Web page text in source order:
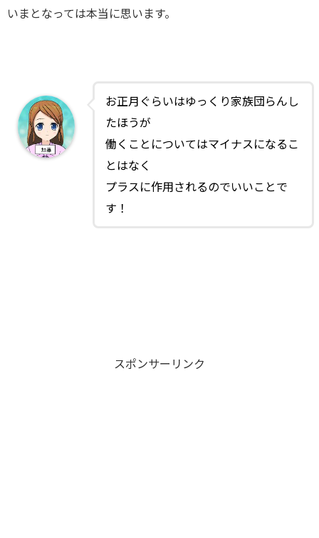
いまとなっては本当に思います。
お正月ぐらいはゆっくり家族団らんし
たほうが
働くことについてはマイナスになるこ
とはなく
プラスに作用されるのでいいことで
す！
スポンサーリンク